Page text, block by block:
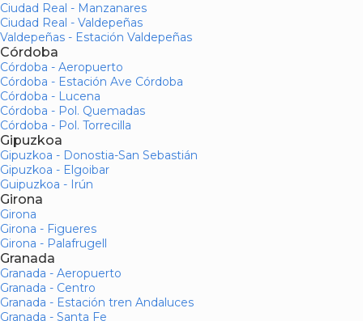
Ciudad Real - Manzanares
Ciudad Real - Valdepeñas
Valdepeñas - Estación Valdepeñas
Córdoba
Córdoba - Aeropuerto
Córdoba - Estación Ave Córdoba
Córdoba - Lucena
Córdoba - Pol. Quemadas
Córdoba - Pol. Torrecilla
Gipuzkoa
Gipuzkoa - Donostia-San Sebastián
Gipuzkoa - Elgoibar
Guipuzkoa - Irún
Girona
Girona
Girona - Figueres
Girona - Palafrugell
Granada
Granada - Aeropuerto
Granada - Centro
Granada - Estación tren Andaluces
Granada - Santa Fe